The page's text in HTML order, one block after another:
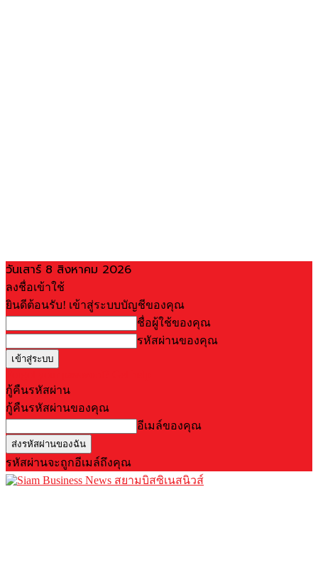
วันเสาร์ 8 สิงหาคม 2026
ลงชื่อเข้าใช้
ยินดีต้อนรับ! เข้าสู่ระบบบัญชีของคุณ
ชื่อผู้ใช้ของคุณ
รหัสผ่านของคุณ
กู้คืนรหัสผ่าน
กู้คืนรหัสผ่านของคุณ
อีเมล์ของคุณ
รหัสผ่านจะถูกอีเมล์ถึงคุณ
สยามบิสซิเนสนิวส์